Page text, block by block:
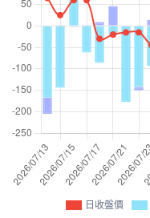
日收盤價